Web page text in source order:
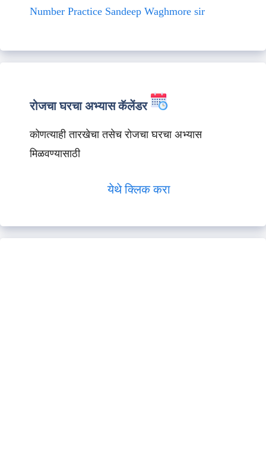
Number Practice Sandeep Waghmore sir
रोजचा घरचा अभ्यास कॅलेंडर
कोणत्याही तारखेचा तसेच रोजचा घरचा अभ्यास
मिळवण्यासाठी
येथे क्लिक करा